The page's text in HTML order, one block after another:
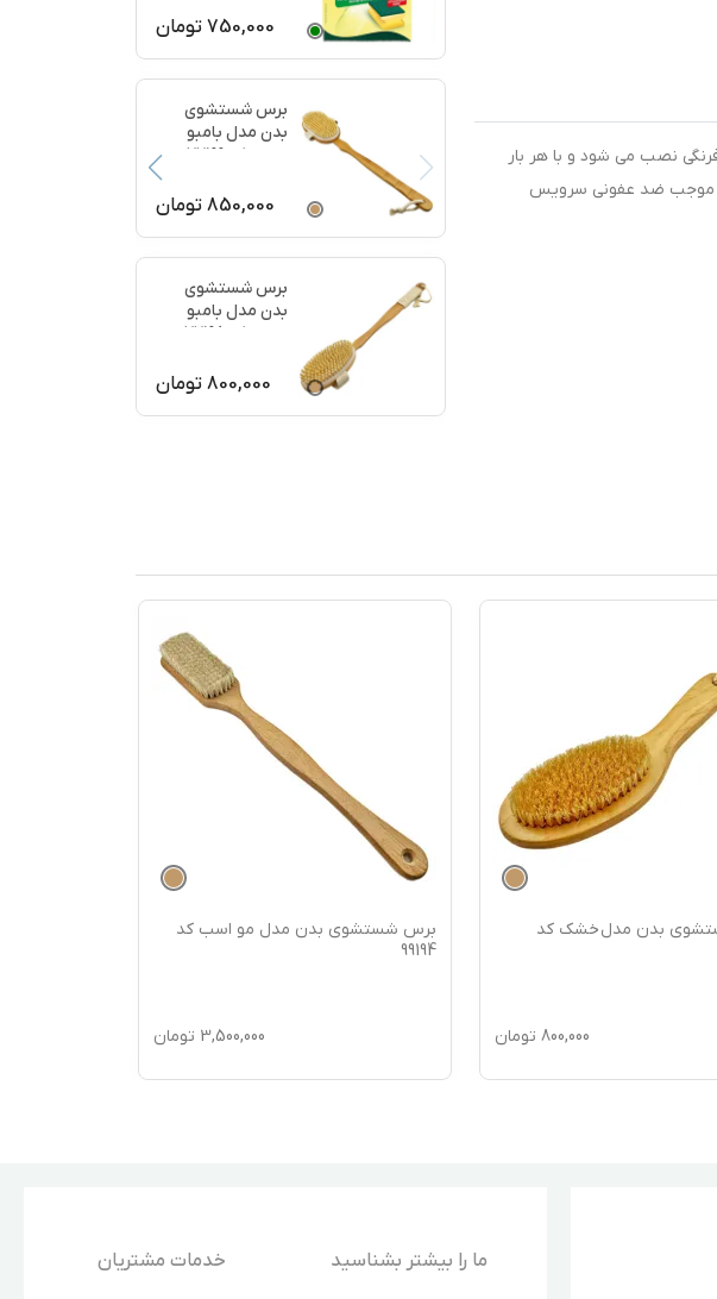
توالت فرنگی نصب می شود و با هر بار
موجب ضد عفونی سرویس
750,000 تومان
برس شستشوی
بدن مدل بامبو
ماساژ کد 77199
850,000 تومان
برس شستشوی
بدن مدل بامبو
ماساژ کد 77198
800,000 تومان
بدن مدل خشک کد
800,000 تومان
برس شستشوی بدن مدل مو اسب کد
99194
3,500,000 تومان
ما را بیشتر بشناسید خدمات مشتریان